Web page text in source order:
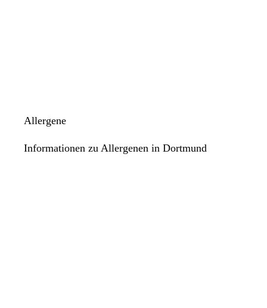
Allergene
Informationen zu Allergenen in Dortmund